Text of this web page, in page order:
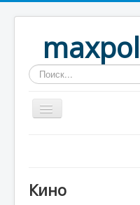
Искать...
Рассказы
Кино